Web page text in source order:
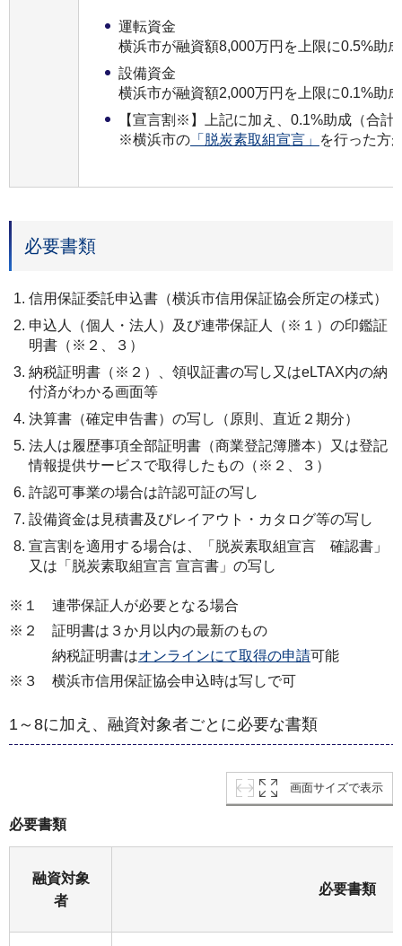
運転資金
横浜市が融資額8,000万円を上限に0.5%助成
設備資金
横浜市が融資額2,000万円を上限に0.1%助成
【宣言割※】上記に加え、0.1%助成（合計
※横浜市の 「脱炭素取組宣言」 を行った方
必要書類
信用保証委託申込書（横浜市信用保証協会所定の様式）
申込人（個人・法人）及び連帯保証人（※１）の印鑑証
明書（※２、３）
納税証明書（※２）、領収証書の写し又はeLTAX内の納
付済がわかる画面等
決算書（確定申告書）の写し（原則、直近２期分）
法人は履歴事項全部証明書（商業登記簿謄本）又は登記
情報提供サービスで取得したもの（※２、３）
許認可事業の場合は許認可証の写し
設備資金は見積書及びレイアウト・カタログ等の写し
宣言割を適用する場合は、「脱炭素取組宣言 確認書」
又は「脱炭素取組宣言 宣言書」の写し
※１ 連帯保証人が必要となる場合
※２ 証明書は３か月以内の最新のもの
納税証明書はオンラインにて取得の申請可能
※３ 横浜市信用保証協会申込時は写しで可
1～8に加え、融資対象者ごとに必要な書類
画面サイズで表示
必要書類
融資対象
者
必要書類